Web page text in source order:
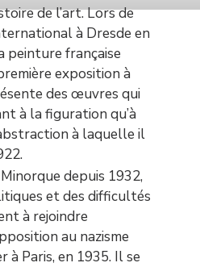
de l’art. Lors de
à Dresde en
peinture française
exposition à
des œuvres qui
à la figuration qu’à
à laquelle il
depuis 1932,
et des difficultés
à rejoindre
au nazisme
à Paris, en 1935. Il se